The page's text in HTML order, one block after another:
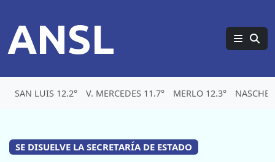
ANSL
SAN LUIS 12.2° V. MERCEDES 11.7° MERLO 12.3°
SE DISUELVE LA SECRETARÍA DE ESTADO